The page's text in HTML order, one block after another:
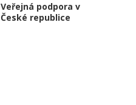
Veřejná podpora v
České republice